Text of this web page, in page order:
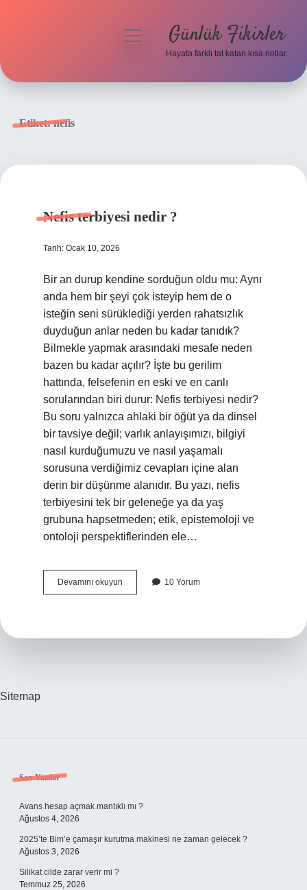
menüyü
Günlük Fikirler
Hayata farklı tat katan kısa notlar.
Etiket:nefis
Nefis terbiyesi nedir ?
Tarih: Ocak 10, 2026
Bir an durup kendine sorduğun oldu mu: Aynı
anda hem bir şeyi çok isteyip hem de o
isteğin seni sürüklediği yerden rahatsızlık
duyduğun anlar neden bu kadar tanıdık?
Bilmekle yapmak arasındaki mesafe neden
bazen bu kadar açılır? İşte bu gerilim
hattında, felsefenin en eski ve en canlı
sorularından biri durur: Nefis terbiyesi nedir?
Bu soru yalnızca ahlaki bir öğüt ya da dinsel
bir tavsiye değil; varlık anlayışımızı, bilgiyi
nasıl kurduğumuzu ve nasıl yaşamalı
sorusuna verdiğimiz cevapları içine alan
derin bir düşünme alanıdır. Bu yazı, nefis
terbiyesini tek bir geleneğe ya da yaş
grubuna hapsetmeden; etik, epistemoloji ve
ontoloji perspektiflerinden ele…
Devamını okuyun
terbiyesi
10 Yorum
Sitemap
Sidebar
Son Yazılar
Avans hesap açmak mantıklı mı ?
Ağustos 4, 2026
2025’te Bim’e çamaşır kurutma makinesi ne zaman gelecek ?
Ağustos 3, 2026
Silikat cilde zarar verir mi ?
Temmuz 25, 2026